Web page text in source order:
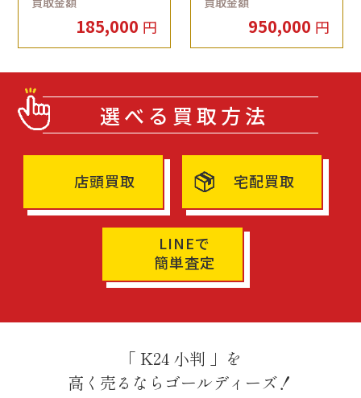
185,000 円 950,000 円
選べる買取方法
店頭買取 宅配買取
LINEで
簡単査定
「 K24 小判 」を
高く売るならゴールディーズ！